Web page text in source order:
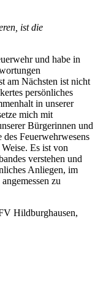
ist die
und habe in
am Nächsten ist nicht
persönliches
in unserer
mich mit
Bürgerinnen und
Feuerwehrwesens
Es ist von
verstehen und
Anliegen, im
zu
Hildburghausen,